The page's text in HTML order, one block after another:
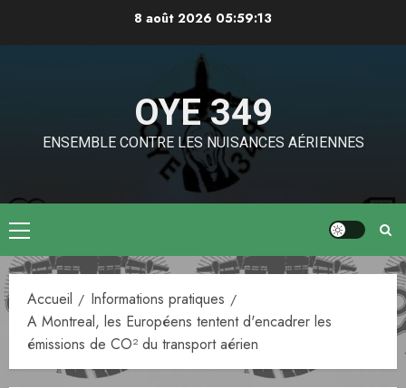
8 août 2026 05:59:13
OYE 349
ENSEMBLE CONTRE LES NUISANCES AÉRIENNES
Menu
principal
Accueil
Informations pratiques
A Montreal, les Européens tentent d'encadrer les
émissions de CO² du transport aérien